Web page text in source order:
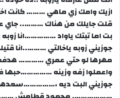
ازيك وامك زي ماهي ……… كانت
قلت جايلك من هناك ……….. جاي
بت اما تبتك ياواد ……………انا
جوزيني زوبه ياخالتي ………..انا
مهرها لو حتي عمري …………
واعملوا زفه وزينه ……………حبها
جوزيني البت ديه ،……………سعدها